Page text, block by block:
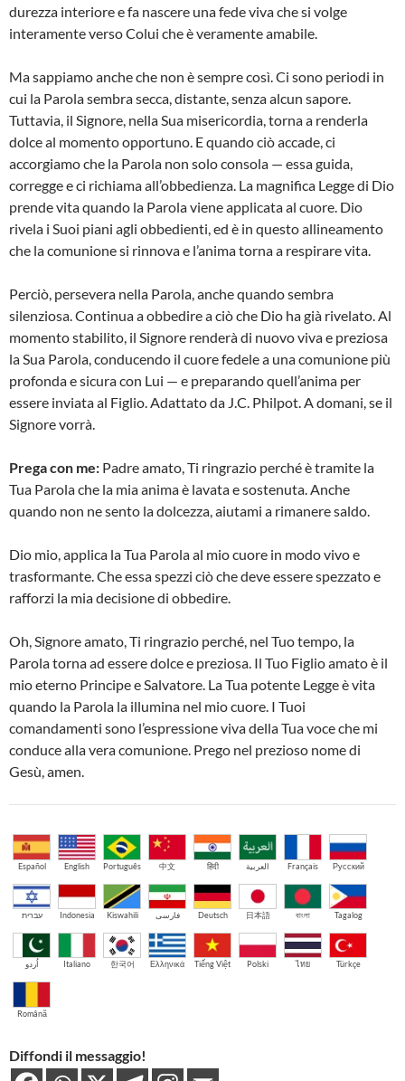
durezza interiore e fa nascere una fede viva che si volge
interamente verso Colui che è veramente amabile.
Ma sappiamo anche che non è sempre così. Ci sono periodi in
cui la Parola sembra secca, distante, senza alcun sapore.
Tuttavia, il Signore, nella Sua misericordia, torna a renderla
dolce al momento opportuno. E quando ciò accade, ci
accorgiamo che la Parola non solo consola — essa guida,
corregge e ci richiama all’obbedienza. La magnifica Legge di Dio
prende vita quando la Parola viene applicata al cuore. Dio
rivela i Suoi piani agli obbedienti, ed è in questo allineamento
che la comunione si rinnova e l’anima torna a respirare vita.
Perciò, persevera nella Parola, anche quando sembra
silenziosa. Continua a obbedire a ciò che Dio ha già rivelato. Al
momento stabilito, il Signore renderà di nuovo viva e preziosa
la Sua Parola, conducendo il cuore fedele a una comunione più
profonda e sicura con Lui — e preparando quell’anima per
essere inviata al Figlio. Adattato da J.C. Philpot. A domani, se il
Signore vorrà.
Prega con me: Padre amato, Ti ringrazio perché è tramite la
Tua Parola che la mia anima è lavata e sostenuta. Anche
quando non ne sento la dolcezza, aiutami a rimanere saldo.
Dio mio, applica la Tua Parola al mio cuore in modo vivo e
trasformante. Che essa spezzi ciò che deve essere spezzato e
rafforzi la mia decisione di obbedire.
Oh, Signore amato, Ti ringrazio perché, nel Tuo tempo, la
Parola torna ad essere dolce e preziosa. Il Tuo Figlio amato è il
mio eterno Principe e Salvatore. La Tua potente Legge è vita
quando la Parola la illumina nel mio cuore. I Tuoi
comandamenti sono l’espressione viva della Tua voce che mi
conduce alla vera comunione. Prego nel prezioso nome di
Gesù, amen.
Español English Português 中文 हिंदी العربية Français Русский
עברית Indonesia Kiswahili فارسی Deutsch 日本語 বাংলা Tagalog
اُردو Italiano 한국어 Ελληνικά Tiếng Việt Polski ไทย Türkçe
Română
Diffondi il messaggio!